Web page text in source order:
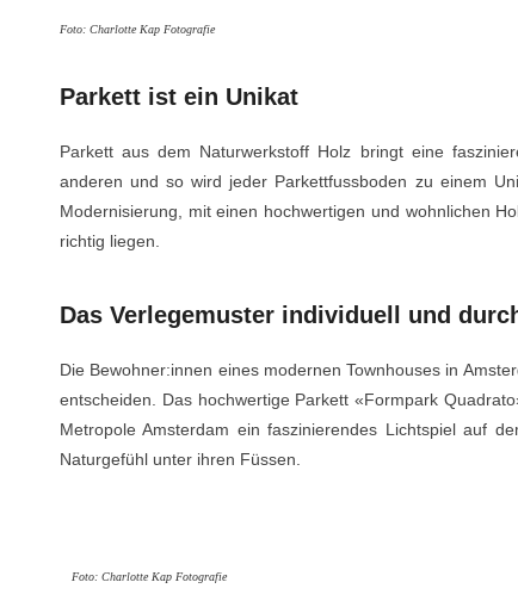
Foto: Charlotte Kap Fotografie
Parkett ist ein Unikat
Parkett aus dem Naturwerkstoff Holz bringt eine
anderen und so wird jeder Parkettfussboden zu einem
Modernisierung, mit einen hochwertigen und wohnlichen
richtig liegen.
Das Verlegemuster individuell und
Die Bewohner:innen eines modernen Townhouses in
entscheiden. Das hochwertige Parkett «Formpark
Metropole Amsterdam ein faszinierendes Lichtspiel auf
Naturgefühl unter ihren Füssen.
Foto: Charlotte Kap Fotografie